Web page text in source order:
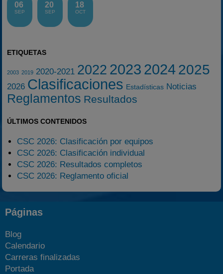
06
SEP
20
SEP
18
OCT
ETIQUETAS
2003 2019 2020-2021 2022 2023 20242025
2026 Clasificaciones Estadísticas Noticias
Reglamentos Resultados
ÚLTIMOS CONTENIDOS
CSC 2026: Clasificación por equipos
CSC 2026: Clasificación individual
CSC 2026: Resultados completos
CSC 2026: Reglamento oficial
Páginas
Blog
Calendario
Carreras finalizadas
Portada